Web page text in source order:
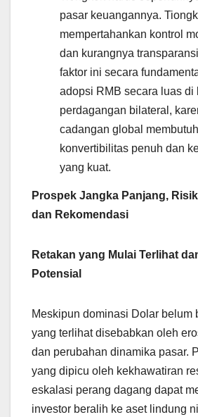
pasar keuangannya.
mempertahankan kontrol
dan kurangnya
faktor ini secara
adopsi RMB secara luas di
perdagangan bilateral,
cadangan global
konvertibilitas penuh dan
yang kuat.
Prospek Jangka Panjang,
dan Rekomendasi
Retakan yang Mulai Terlihat
Potensial
Meskipun dominasi Dolar belum
yang terlihat disebabkan oleh
dan perubahan dinamika pasar.
yang dipicu oleh kekhawatiran
eskalasi perang dagang dapat
investor beralih ke aset lindung